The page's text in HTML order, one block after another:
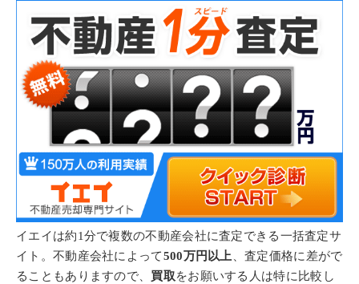
イエイは約1分で複数の不動産会社に査定できる一括査定サ
イト。不動産会社によって500万円以上、査定価格に差がで
ることもありますので、 買取をお願いする人は特に比較し